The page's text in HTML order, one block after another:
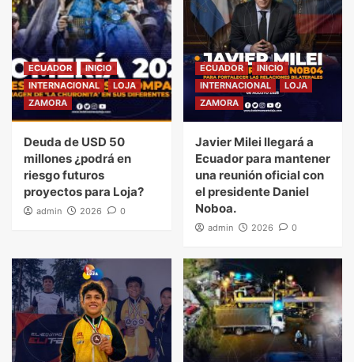
ECUADOR
INICIO
INTERNACIONAL
LOJA
ZAMORA
Deuda de USD 50
millones ¿podrá en
riesgo futuros
proyectos para Loja?
admin 2026 0
ECUADOR
INICIO
INTERNACIONAL
LOJA
ZAMORA
Javier Milei llegará a
Ecuador para mantener
una reunión oficial con
el presidente Daniel
Noboa.
admin 2026 0